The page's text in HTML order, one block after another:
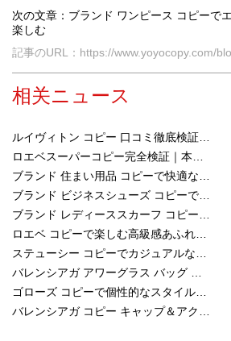
次の文章：ブランド ワンピース コピーで
楽しむ
記事のURL：https://www.yoyocopy.com/
相关ニュース